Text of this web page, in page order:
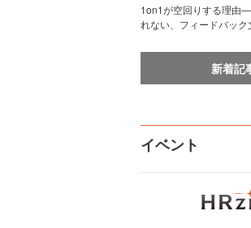
1on1が空回りする理由
れない、フィードバッ
新着記
イベント